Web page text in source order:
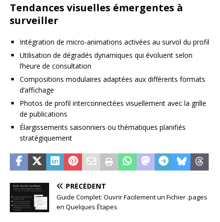
Tendances visuelles émergentes à
surveiller
Intégration de micro-animations activées au survol du profil
Utilisation de dégradés dynamiques qui évoluent selon
l’heure de consultation
Compositions modulaires adaptées aux différents formats
d’affichage
Photos de profil interconnectées visuellement avec la grille
de publications
Élargissements saisonniers ou thématiques planifiés
stratégiquement
PRÉCÉDENT
Guide Complet: Ouvrir Facilement un Fichier .pages
en Quelques Étapes